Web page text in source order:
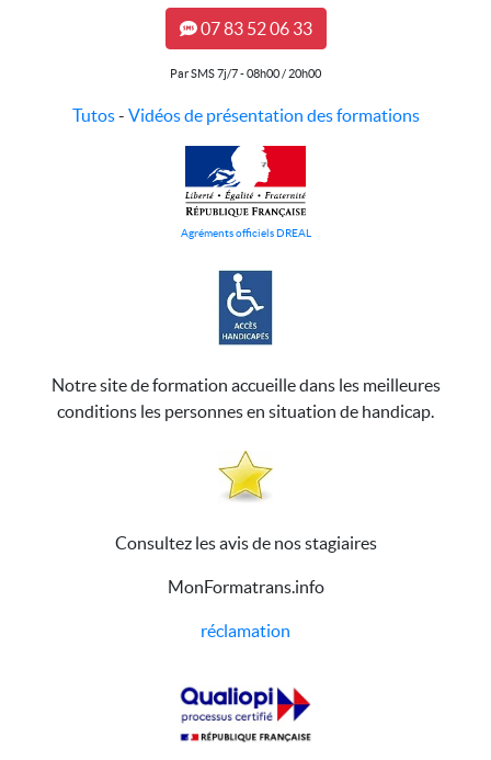
07 83 52 06 33
Par SMS 7j/7 - 08h00 / 20h00
Tutos- Vidéos de présentation des formations
Agréments officiels DREAL
Notre site de formation accueille dans les meilleures
conditions les personnes en situation de handicap.
Consultez les avis de nos stagiaires
MonFormatrans.info
réclamation